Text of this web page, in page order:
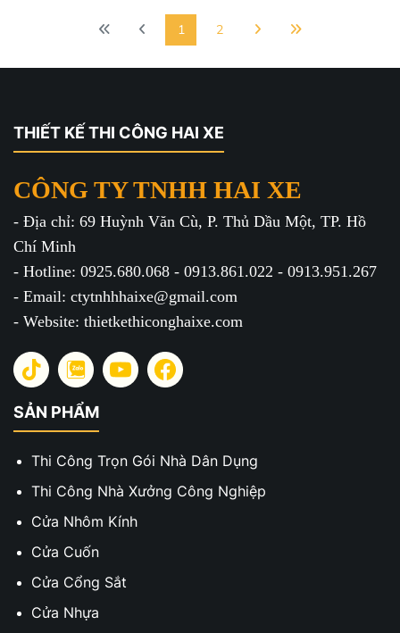
1 2
THIẾT KẾ THI CÔNG HAI XE
CÔNG TY TNHH HAI XE
- Địa chỉ: 69 Huỳnh Văn Cù, P. Thủ Dầu Một, TP. Hồ
Chí Minh
- Hotline: 0925.680.068 - 0913.861.022 - 0913.951.267
- Email: ctytnhhhaixe@gmail.com
- Website: thietkethiconghaixe.com
SẢN PHẨM
Thi Công Trọn Gói Nhà Dân Dụng
Thi Công Nhà Xưởng Công Nghiệp
Cửa Nhôm Kính
Cửa Cuốn
Cửa Cổng Sắt
Cửa Nhựa